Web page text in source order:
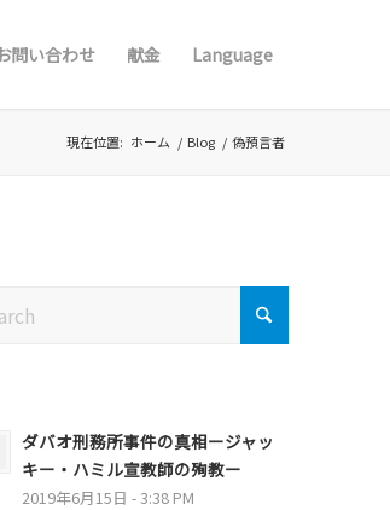
問い合わせ 献金 Language
現在位置: ホーム / Blog / 偽預言者
ダバオ刑務所事件の真相ージャッ
キー・ハミル宣教師の殉教ー
2019年6月15日 - 3:38 PM